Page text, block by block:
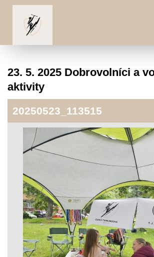
23. 5. 2025 Dobrovolníci a
aktivity
20250523_113515